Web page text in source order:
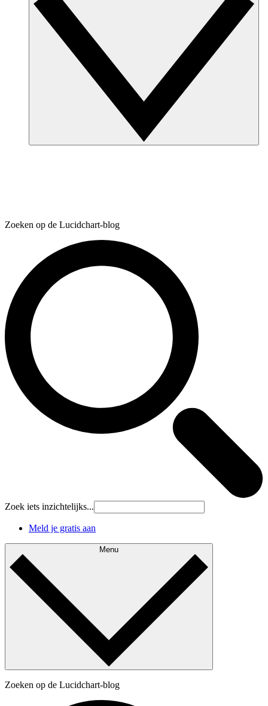
Zoeken op de Lucidchart-blog
Zoek iets inzichtelijks...
Meld je gratis aan
Menu
Zoeken op de Lucidchart-blog